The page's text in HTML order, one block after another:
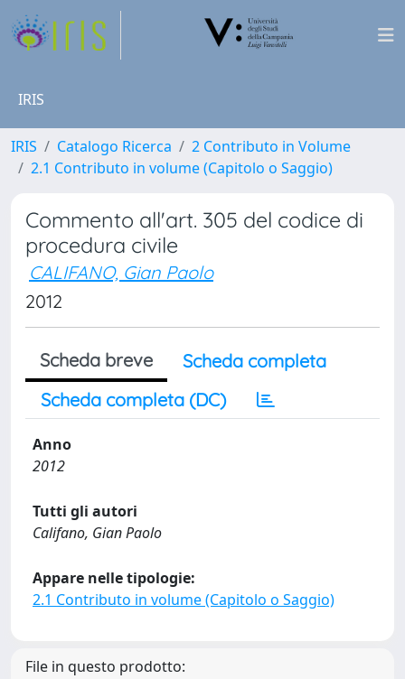
IRIS
IRIS Catalogo Ricerca
2 Contributo in Volume
2.1 Contributo in volume (Capitolo o Saggio)
Commento all'art. 305 del codice di
procedura civile
CALIFANO, Gian Paolo
2012
Scheda breve
Scheda completa
Scheda completa (DC)
Anno
2012
Tutti gli autori
Califano, Gian Paolo
Appare nelle tipologie:
2.1 Contributo in volume (Capitolo o Saggio)
File in questo prodotto: